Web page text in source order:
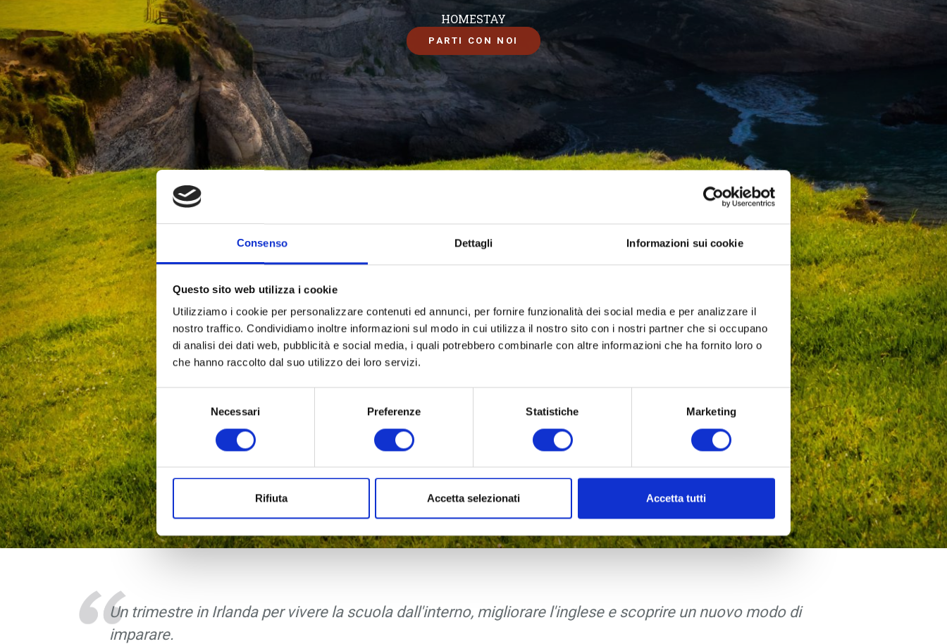
Consenso Dettagli Informazioni sui cookie
Questo sito web utilizza i cookie
Utilizziamo i cookie per personalizzare contenuti ed annunci, per fornire funzionalità dei social media e per analizzare il
nostro traffico. Condividiamo inoltre informazioni sul modo in cui utilizza il nostro sito con i nostri partner che si occupano
di analisi dei dati web, pubblicità e social media, i quali potrebbero combinarle con altre informazioni che ha fornito loro o
che hanno raccolto dal suo utilizzo dei loro servizi.
Selezione
del
consenso
Necessari Preferenze Statistiche Marketing
Rifiuta Accetta selezionati Accetta tutti
HOMESTAY
PARTI CON NOI
Un trimestre in Irlanda per vivere la scuola dall'interno, migliorare l'inglese e scoprire un nuovo modo di
imparare.